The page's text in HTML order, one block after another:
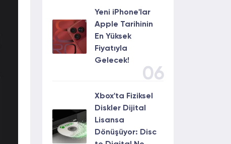
Yeni iPhone'lar
Apple Tarihinin
En Yüksek
Fiyatıyla
Gelecek!
06
Xbox'ta Fiziksel
Diskler Dijital
Lisansa
Dönüşüyor: Disc